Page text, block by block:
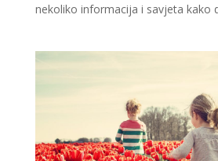
nekoliko informacija i savjeta kako